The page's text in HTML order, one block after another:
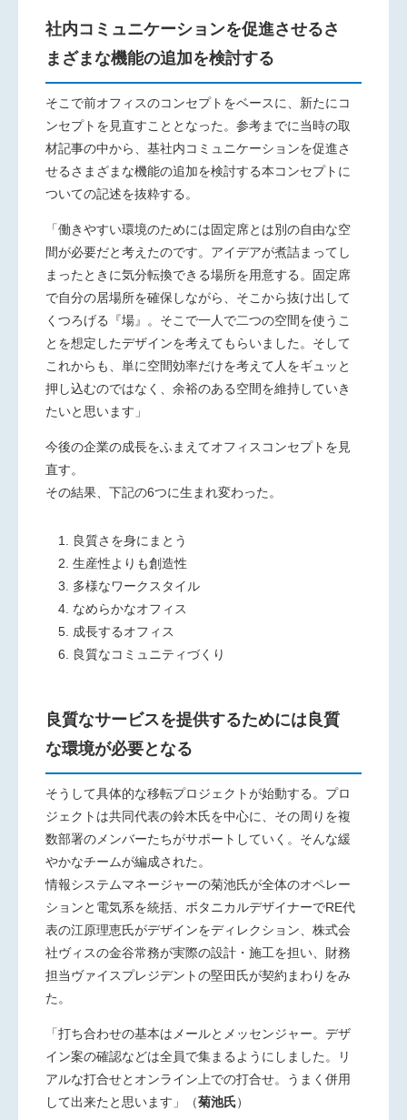
社内コミュニケーションを促進させるさ
まざまな機能の追加を検討する
そこで前オフィスのコンセプトをベースに、新たにコ
ンセプト を見直すこととなった。参考までに当時の取
材記事の中から、基社内コミュニケーションを促進さ
せるさまざまな機能の追加を検討する本コンセプトに
ついての記述を抜粋する。
「働きやすい環境のためには固定席とは別の自由な空
間が必要だと考えたのです。アイデアが煮詰まってし
まったときに気分転換できる場所を用意する。固定席
で自分の居場所を確保しながら、そこから抜け出して
くつろげる『場』。そこで一人で二つの空間を使うこ
とを想定したデザインを考えてもらいました。そして
こ れからも、単に空間効率だけを考えて人をギュッと
押し込むのではなく、余裕のある空間を維持していき
たいと思います」
今後の企業の成長をふまえてオフィスコンセプトを見
直す。
その結果、下記の6つに生まれ変わった。
良質さを身にまとう
生産性よりも創造性
多様なワークスタイル
なめらかなオフィス
成長するオフィス
良質なコミュニティづくり
良質なサービスを提供するためには良質
な環境が必要となる
そうして具体的な移転プロジェクトが始動する。プロ
ジェクト は共同代表の鈴木氏を中心に、その周りを複
数部署のメンバーたちがサポートしていく。そんな緩
やかなチームが編成された。
情報システムマネージャーの菊池氏が全体のオペレー
ションと 電気系を統括、ボタニカルデザイナーでRE代
表の江原理恵氏がデザインをディレクション、株式会
社ヴィスの金谷常務が実際の設計・施工を担い、財務
担当ヴァイスプレジデントの堅田氏が契約まわりをみ
た。
「打ち合わせの基本はメールとメッセンジャー。デザ
イン案の確認などは全員で集まるようにしました。リ
アルな打合せとオンライン上での打合せ。うまく併用
して出来たと思います」（菊池氏）